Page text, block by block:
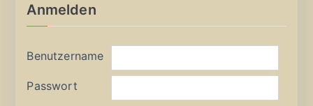
Anmelden
Benutzername
Passwort